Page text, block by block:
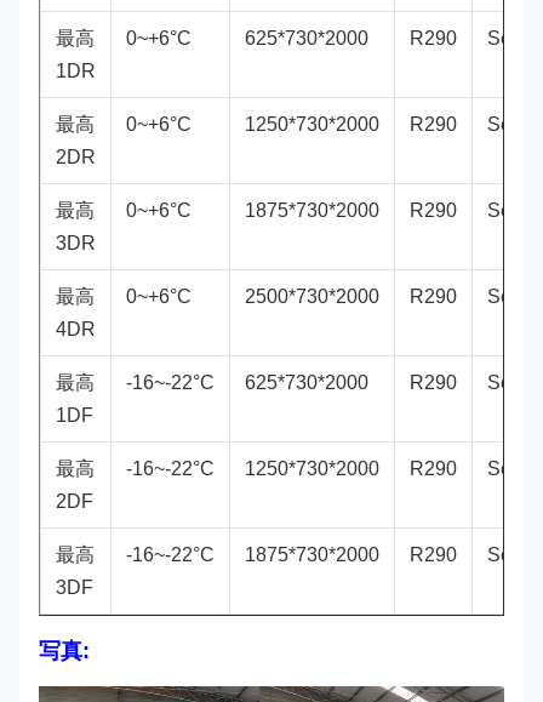
最高
1DR
0~+6°C 625*730*2000 R290 Secop
最高
2DR
0~+6°C 1250*730*2000 R290 Secop
最高
3DR
0~+6°C 1875*730*2000 R290 Secop
最高
4DR
0~+6°C 2500*730*2000 R290 Secop
最高
1DF
-16~-22°C 625*730*2000 R290 Secop
最高
2DF
-16~-22°C 1250*730*2000 R290 Secop
最高
3DF
-16~-22°C 1875*730*2000 R290 Secop
写真: